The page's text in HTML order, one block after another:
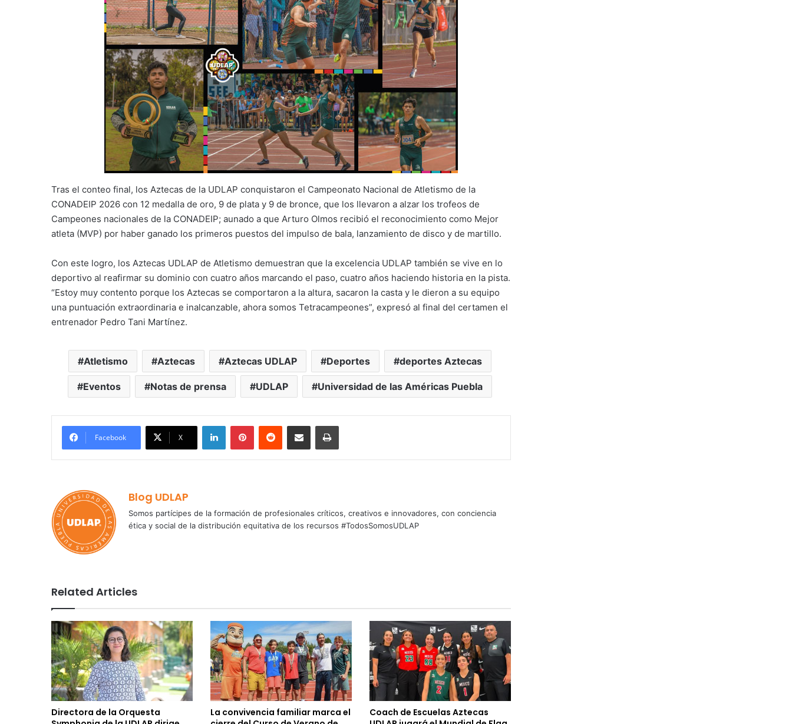
Tras el conteo final, los Aztecas de la UDLAP conquistaron el Campeonato Nacional de Atletismo de la
CONADEIP 2026 con 12 medalla de oro, 9 de plata y 9 de bronce, que los llevaron a alzar los trofeos de
Campeones nacionales de la CONADEIP; aunado a que Arturo Olmos recibió el reconocimiento como Mejor
atleta (MVP) por haber ganado los primeros puestos del impulso de bala, lanzamiento de disco y de martillo.
Con este logro, los Aztecas UDLAP de Atletismo demuestran que la excelencia UDLAP también se vive en lo
deportivo al reafirmar su dominio con cuatro años marcando el paso, cuatro años haciendo historia en la pista.
“Estoy muy contento porque los Aztecas se comportaron a la altura, sacaron la casta y le dieron a su equipo
una puntuación extraordinaria e inalcanzable, ahora somos Tetracampeones”, expresó al final del certamen el
entrenador Pedro Tani Martínez.
Atletismo Aztecas Aztecas UDLAP Deportes deportes Aztecas
Eventos Notas de prensa UDLAP Universidad de las Américas Puebla
Facebook X
LinkedInPinterestReddit Share via Email Print
Blog UDLAP
Somos partícipes de la formación de profesionales críticos, creativos e innovadores, con conciencia
ética y social de la distribución equitativa de los recursos #TodosSomosUDLAP
Related Articles
Directora de la Orquesta
La convivencia familiar marca el
Coach de Escuelas Aztecas